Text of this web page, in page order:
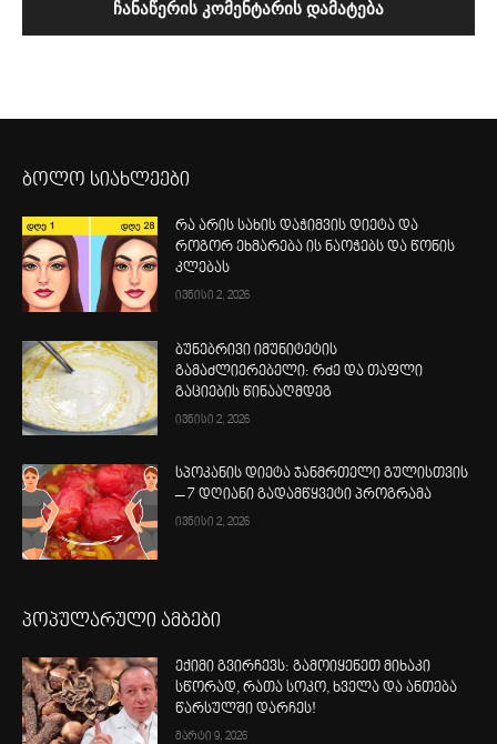
ბოლო სიახლეები
რა არის სახის დაჭიმვის დიეტა და
როგორ ეხმარება ის ნაოჭებს და წონის
კლებას
ივნისი 2, 2026
ბუნებრივი იმუნიტეტის
გამაძლიერებელი: რძე და თაფლი
გაციების წინააღმდეგ
ივნისი 2, 2026
სპოკანის დიეტა ჯანმრთელი გულისთვის
– 7 დღიანი გადამწყვეტი პროგრამა
ივნისი 2, 2026
პოპულარული ამბები
ექიმი გვირჩევს: გამოიყენეთ მიხაკი
სწორად, რათა სოკო, ხველა და ანთება
წარსულში დარჩეს!
მარტი 9, 2026